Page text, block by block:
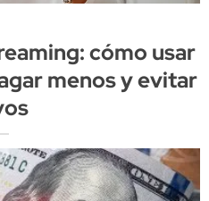
cómo usar
menos y evitar